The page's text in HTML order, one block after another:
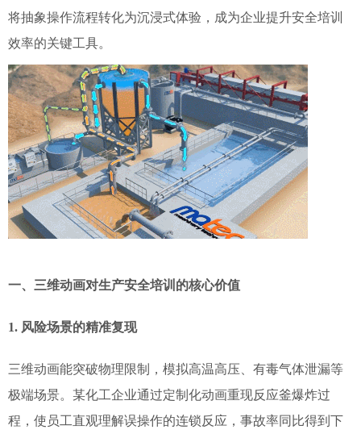
将抽象操作流程转化为沉浸式体验，成为企业提升安全培训
效率的关键工具。
一、三维动画对生产安全培训的核心价值
1. 风险场景的精准复现
三维动画能突破物理限制，模拟高温高压、有毒气体泄漏等
极端场景。某化工企业通过定制化动画重现反应釜爆炸过
程，使员工直观理解误操作的连锁反应，事故率同比得到下